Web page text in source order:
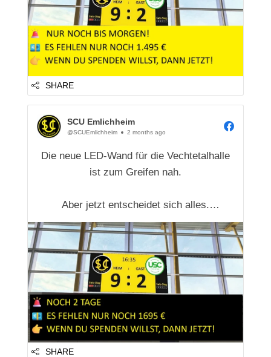
KEIN RISIKO.
ABER JETZT HANDELN.
vechtetalhalle
SHARE
SCU Emlichheim
@SCUEmlichheim 2 months ago
Die neue LED-Wand für die Vechtetalhalle
ist zum Greifen nah.
Aber jetzt entscheidet sich alles.
Deshalb unsere Bitte an alle, die bisher
noch überlegen:
👉 Wenn du das Projekt gut findest, dann
unterstütze es jetzt.
👉 Wenn du schon einmal spenden
wolltest, dann ist jetzt der richtige
SHARE